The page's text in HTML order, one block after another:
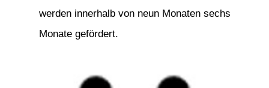
werden innerhalb von neun Monaten sechs
Monate gefördert.